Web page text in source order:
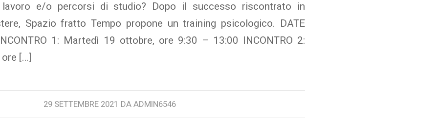
e/o percorsi di studio? Dopo il successo riscontrato in
Spazio fratto Tempo propone un training psicologico. DATE
1: Martedì 19 ottobre, ore 9:30 – 13:00 INCONTRO 2:
[…]
29 SETTEMBRE 2021 DA ADMIN6546